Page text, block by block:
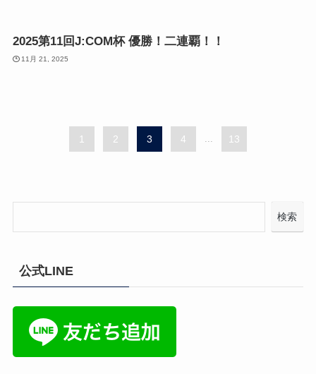
2025第11回J:COM杯 優勝！二連覇！！
11月 21, 2025
1 2 3 4 ... 13
検索
公式LINE